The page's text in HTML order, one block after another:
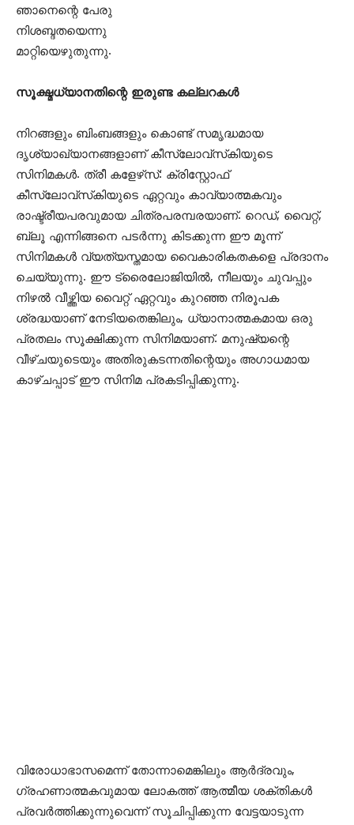
ഞാനെന്റെ പേരു
നിശബ്ദതയെന്നു
മാറ്റിയെഴുതുന്നു.
സൂക്ഷ്മധ്യാനതിന്റെ ഇരുണ്ട കല്ലറകള്‍
നിറങ്ങളും ബിംബങ്ങളും കൊണ്ട് സമൃദ്ധമായ
ദൃശ്യാഖ്യാനങ്ങളാണ് കീസ്ലോവ്‌സ്‌കിയുടെ
സിനിമകള്‍. ത്രീ കളേഴ്‌സ്: ക്രിസ്റ്റോഫ്
കീസ്ലോവ്‌സ്‌കിയുടെ ഏറ്റവും കാവ്യാത്മകവും
രാഷ്ട്രീയപരവുമായ ചിത്രപരമ്പരയാണ്. റെഡ്, വൈറ്റ്,
ബ്ലൂ എന്നിങ്ങനെ പടര്‍ന്നു കിടക്കുന്ന ഈ മൂന്ന്
സിനിമകള്‍ വ്യത്യസ്തമായ വൈകാരികതകളെ പ്രദാനം
ചെയ്യുന്നു. ഈ ട്രൈലോജിയില്‍, നീലയും ചുവപ്പും
നിഴല്‍ വീഴ്ത്തിയ വൈറ്റ് ഏറ്റവും കുറഞ്ഞ നിരൂപക
ശ്രദ്ധയാണ് നേടിയതെങ്കിലും, ധ്യാനാത്മകമായ ഒരു
പ്രതലം സൂക്ഷിക്കുന്ന സിനിമയാണ്. മനുഷ്യന്റെ
വീഴ്ചയുടെയും അതിരുകടന്നതിന്റെയും അഗാധമായ
കാഴ്ചപ്പാട് ഈ സിനിമ പ്രകടിപ്പിക്കുന്നു.
വിരോധാഭാസമെന്ന് തോന്നാമെങ്കിലും ആര്‍ദ്രവും,
ഗ്രഹണാത്മകവുമായ ലോകത്ത് ആത്മീയ ശക്തികള്‍
പ്രവര്‍ത്തിക്കുന്നുവെന്ന് സൂചിപ്പിക്കുന്ന വേട്ടയാടുന്ന